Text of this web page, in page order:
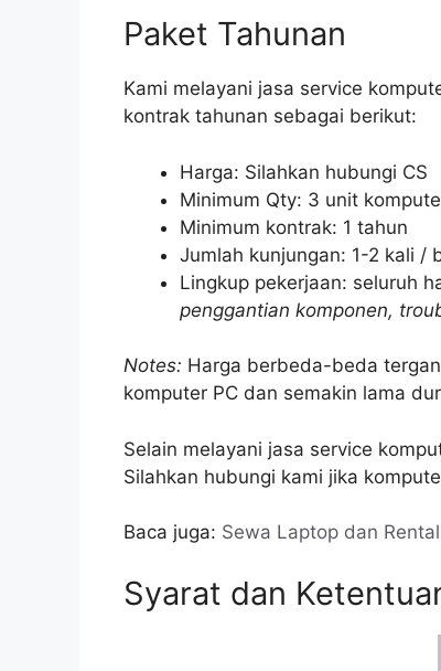
Paket Tahunan
Kami melayani jasa service
kontrak tahunan sebagai berikut:
Harga: Silahkan hubungi CS
Minimum Qty: 3 unit
Minimum kontrak: 1 tahun
Jumlah kunjungan: 1-2 kali /
Lingkup pekerjaan: seluruh
penggantian komponen,
Notes: Harga berbeda-beda
komputer PC dan semakin lama
Selain melayani jasa service
Silahkan hubungi kami jika
Baca juga: Sewa Laptop dan
Syarat dan